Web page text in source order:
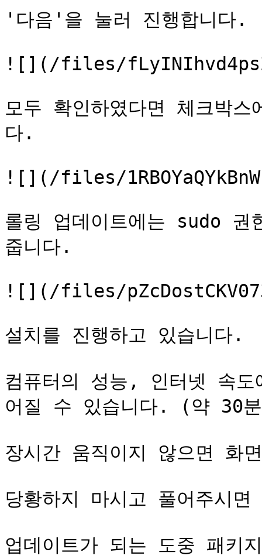
'다음'을 눌러 진행합니다.
![](/files/
모두 확인하였다면 체크박
다.
![](/files/
롤링 업데이트에는 sudo 권
줍니다.
![](/files/
설치를 진행하고 있습니다.
컴퓨터의 성능, 인터넷 속
어질 수 있습니다. (약 30
장시간 움직이지 않으면 화
당황하지 마시고 풀어주시
업데이트가 되는 도중 패키